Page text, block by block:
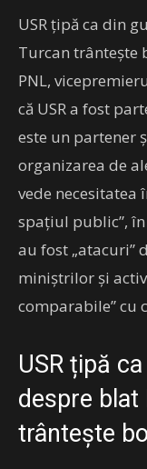
USR țipă ca din
Turcan trântește
PNL,
că USR a fost
este un partener
organizarea de
vede necesitatea
spaţiul public”,
au fost „atacuri”
miniştrilor şi
comparabile” cu
USR țipă
despre blat
trântește